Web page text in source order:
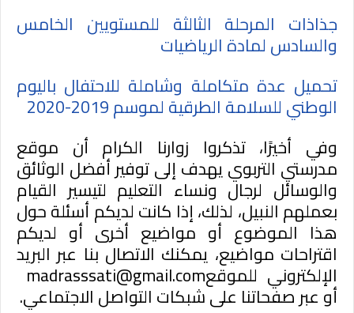
جذاذات المرحلة الثالثة للمستويين الخامس
والسادس لمادة الرياضيات
تحميل عدة متكاملة وشاملة للاحتفال باليوم
الوطني للسلامة الطرقية لموسم 2019-2020
وفي أخيرًا، تذكروا زوارنا الكرام أن موقع
مدرستي التربوي يهدف إلى توفير أفضل الوثائق
والوسائل لرجال ونساء التعليم لتيسير القيام
بعملهم النبيل، لذلك، إذا كانت لديكم أسئلة حول
هذا الموضوع أو مواضيع أخرى أو لديكم
اقتراحات مواضيع، يمكنك الاتصال بنا عبر البريد
الإلكتروني للموقعmadrasssati@gmail.com
أو عبر صفحاتنا على شبكات التواصل الاجتماعي.